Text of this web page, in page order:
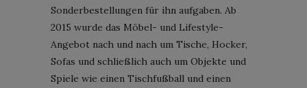
Sonderbestellungen für ihn aufgaben. Ab
2015 wurde das Möbel- und Lifestyle-
Angebot nach und nach um Tische, Hocker,
Sofas und schließlich auch um Objekte und
Spiele wie einen Tischfußball und einen